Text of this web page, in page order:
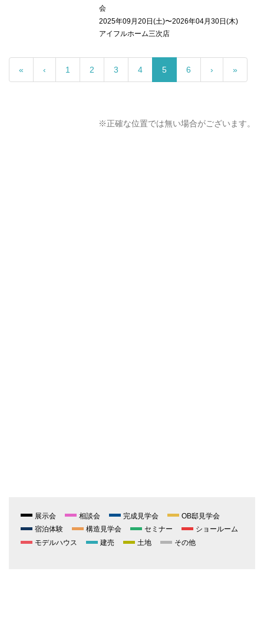
会
2025年09月20日(土)〜2026年04月30日(木)
アイフルホーム三次店
« ‹ 1 2 3 4 5 6 › »
※正確な位置では無い場合がございます。
展示会 相談会 完成見学会
OB邸見学会
宿泊体験
構造見学会 セミナー
ショールーム
モデルハウス
建売 土地 その他